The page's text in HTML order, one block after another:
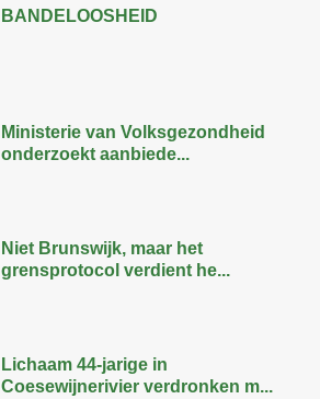
BANDELOOSHEID
Ministerie van Volksgezondheid
onderzoekt aanbiede...
Niet Brunswijk, maar het
grensprotocol verdient he...
Lichaam 44-jarige in
Coesewijnerivier verdronken m...